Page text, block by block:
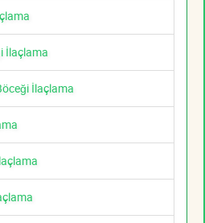
İlaçlama
İlaçlama